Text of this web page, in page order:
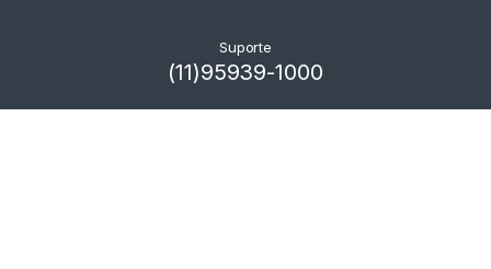
Suporte
(11)95939-1000